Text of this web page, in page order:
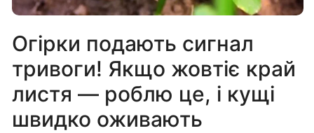
Огірки подають сигнал
тривоги! Якщо жовтіє край
листя — роблю це, і кущі
швидко оживають